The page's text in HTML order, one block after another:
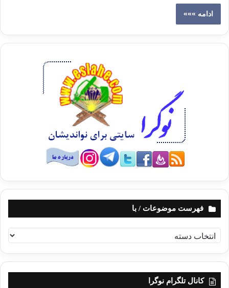
ادامه »»»
فهرست موضوعات / با
ه
ر
کانال تلگرام نوگرا